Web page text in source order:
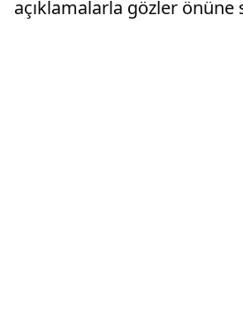
açıklamalarla gözler önüne